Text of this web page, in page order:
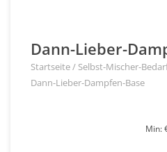
Dann-Lieber-
Startseite/ Selbst-Mischer-
Dann-Lieber-Dampfen-Base
Min: